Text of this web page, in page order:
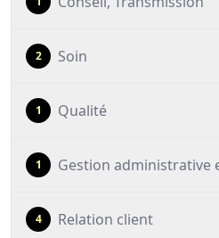
2 Soin
1 Qualité
1 Gestion administrative
4 Relation client